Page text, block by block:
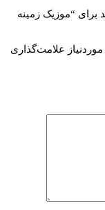
برای “موزیک زمینه
علامت‌گذاری